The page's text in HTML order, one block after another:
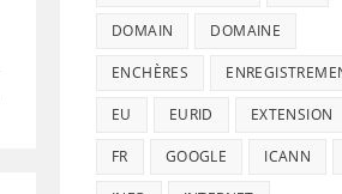
DOMAIN DOMAINE
ENCHÈRES
EU EURID EXTENSION
FR GOOGLE ICANN